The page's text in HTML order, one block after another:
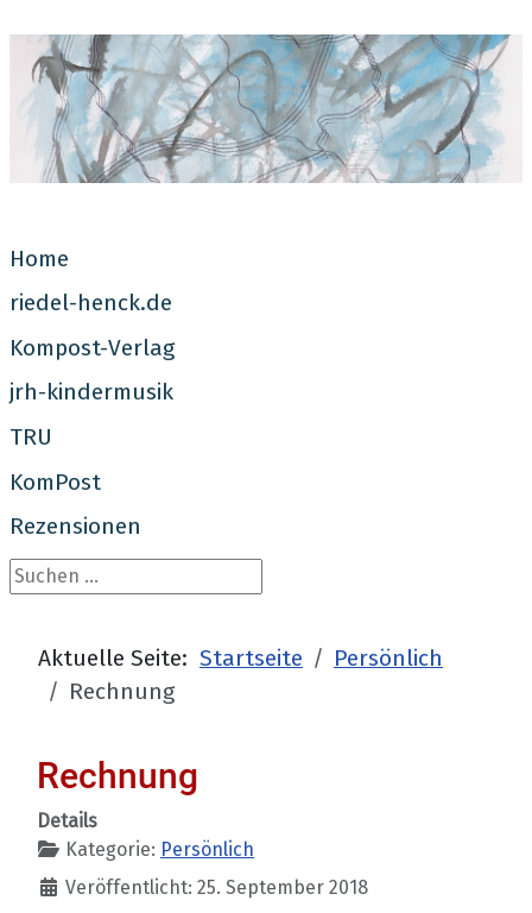
Home
riedel-henck.de
Kompost-Verlag
jrh-kindermusik
TRU
KomPost
Rezensionen
Suchen ...
Aktuelle Seite: Startseite
Persönlich
Rechnung
Rechnung
Details
Kategorie: Persönlich
Veröffentlicht: 25. September 2018